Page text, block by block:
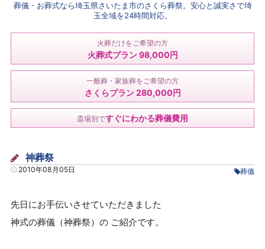
葬儀・お葬式なら埼玉県さいたま市のさくら葬祭。安心と誠実さで埼
玉全域を24時間対応。
火葬だけをご希望の方
火葬式プラン 98,000円
一般葬・家族葬をご希望の方
さくらプラン 280,000円
斎場別ですぐにわかる葬儀費用
神葬祭
2010年08月05日 葬儀
先日にお手伝いさせていただきました
神式の葬儀（神葬祭）の ご紹介です。